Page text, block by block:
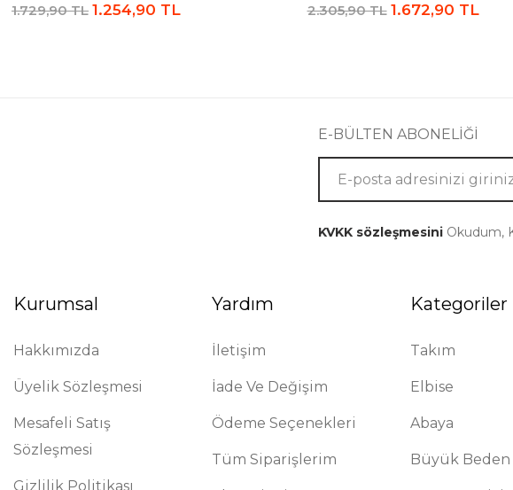
1.729,90 TL 1.254,90 TL 2.305,90 TL 1.672,90 TL
E-BÜLTEN ABONELİĞİ
KVKK sözleşmesiniOkudum,
Kurumsal
Hakkımızda
Üyelik Sözleşmesi
Mesafeli Satış
Sözleşmesi
Gizlilik Politikası
Yardım
İletişim
İade Ve Değişim
Ödeme Seçenekleri
Tüm Siparişlerim
Kategoriler
Takım
Elbise
Abaya
Büyük Beden